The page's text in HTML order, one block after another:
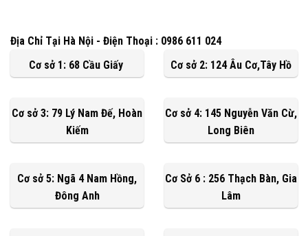
Địa Chỉ Tại Hà Nội - Điện Thoại : 0986 611 024
Cơ sở 1: 68 Cầu Giấy
Cơ sở 2: 124 Âu Cơ,Tây Hồ
Cơ sở 3: 79 Lý Nam Đế, Hoàn
Kiếm
Cơ sở 4: 145 Nguyễn Văn Cừ,
Long Biên
Cơ sở 5: Ngã 4 Nam Hồng,
Đông Anh
Cơ Sở 6 : 256 Thạch Bàn, Gia
Lâm